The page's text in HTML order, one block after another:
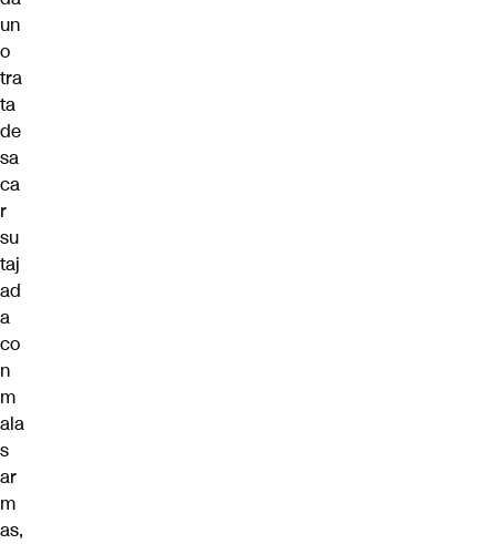
un
o
tra
ta
de
sa
ca
r
su
taj
ad
a
co
n
m
ala
s
ar
m
as,